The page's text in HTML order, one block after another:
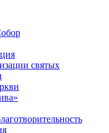
святых